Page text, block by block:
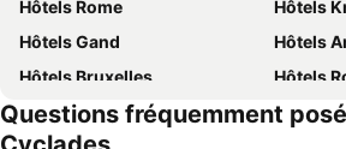
Hôtels Rome
Hôtels
Hôtels Gand
Hôtels
Hôtels Bruxelles
Hôtels
Hôtels Maastricht
Hôtels
Questions fréquemment